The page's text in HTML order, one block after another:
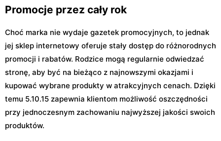
Promocje przez cały rok
Choć marka nie wydaje gazetek promocyjnych, to jednak
jej sklep internetowy oferuje stały dostęp do różnorodnych
promocji i rabatów. Rodzice mogą regularnie odwiedzać
stronę, aby być na bieżąco z najnowszymi okazjami i
kupować wybrane produkty w atrakcyjnych cenach. Dzięki
temu 5.10.15 zapewnia klientom możliwość oszczędności
przy jednoczesnym zachowaniu najwyższej jakości swoich
produktów.